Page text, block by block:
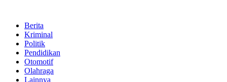
Berita
Kriminal
Politik
Pendidikan
Otomotif
Olahraga
Lainnya